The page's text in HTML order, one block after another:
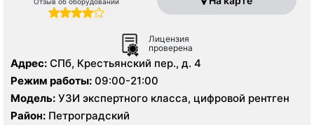
Лицензия
проверена
Адрес: СПб, Крестьянский пер., д. 4
Режим работы: 09:00-21:00
Модель: УЗИ экспертного класса, цифровой рентген
Район: Петроградский